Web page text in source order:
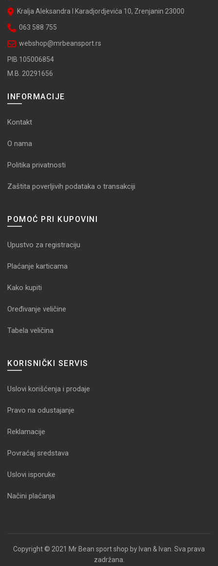
Kralja Aleksandra I Karadjordjevića 10, Zrenjanin 23000
063 588 755
webshop@mrbeansport.rs
PIB 105006854
M.B. 20291656
INFORMACIJE
Kontakt
O nama
Politika privatnosti
Zaštita poverljivih podataka o transakciji
POMOĆ PRI KUPOVINI
Upustvo za registraciju
Plaćanje karticama
Kako kupiti
Oređivanje veličine
Tabela veličina
KORISNIČKI SERVIS
Uslovi korišćenja i prodaje
Pravo na odustajanje
Reklamacije
Povraćaj sredstava
Uslovi isporuke
Načini plaćanja
Copyright © 2021 Mr Bean sport shop by Ivan & Ivan. Sva prava
zadržana.